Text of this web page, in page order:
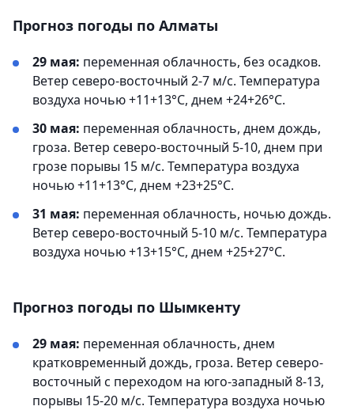
Прогноз погоды по Алматы
29 мая: переменная облачность, без осадков.
Ветер северо-восточный 2-7 м/с. Температура
воздуха ночью +11+13°С, днем +24+26°С.
30 мая: переменная облачность, днем дождь,
гроза. Ветер северо-восточный 5-10, днем при
грозе порывы 15 м/с. Температура воздуха
ночью +11+13°С, днем +23+25°С.
31 мая: переменная облачность, ночью дождь.
Ветер северо-восточный 5-10 м/с. Температура
воздуха ночью +13+15°С, днем +25+27°С.
Прогноз погоды по Шымкенту
29 мая: переменная облачность, днем
кратковременный дождь, гроза. Ветер северо-
восточный с переходом на юго-западный 8-13,
порывы 15-20 м/с. Температура воздуха ночью